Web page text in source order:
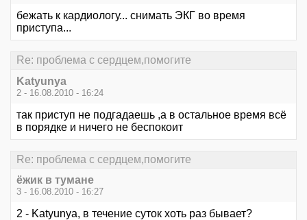
бежать к кардиологу... снимать ЭКГ во время
приступа...
Re: проблема с сердцем,помогите
Katyunya
2 - 16.08.2010 - 16:24
так приступ не подгадаешь ,а в остальное время всё
в порядке и ничего не беспокоит
Re: проблема с сердцем,помогите
ёжик в тумане
3 - 16.08.2010 - 16:27
2 - Katyunya, в течение суток хоть раз бывает?